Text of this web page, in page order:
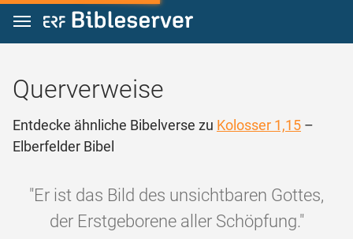
Zum Inhalt springen
Querverweise
Entdecke ähnliche Bibelverse zu Kolosser 1,15 –
Elberfelder Bibel
"Er ist das Bild des unsichtbaren Gottes,
der Erstgeborene aller Schöpfung."